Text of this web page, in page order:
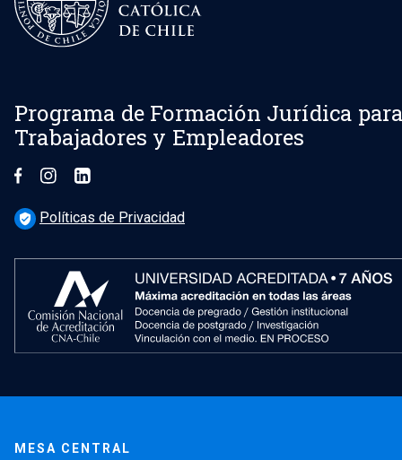
Programa de Formación Jurídica
Trabajadores y Empleadores
verified_user Políticas de Privacidad
MESA CENTRAL